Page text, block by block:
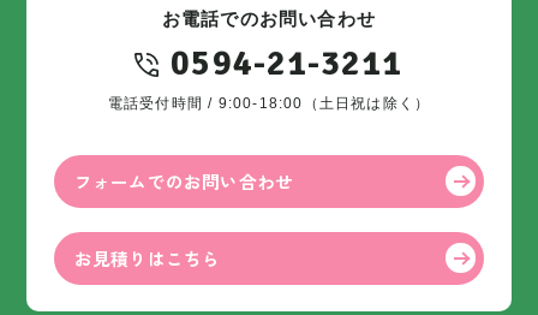
お電話でのお問い合わせ
0594-21-3211
電話受付時間 / 9:00-18:00（土日祝は除く）
フォームでのお問い合わせ
お見積りはこちら